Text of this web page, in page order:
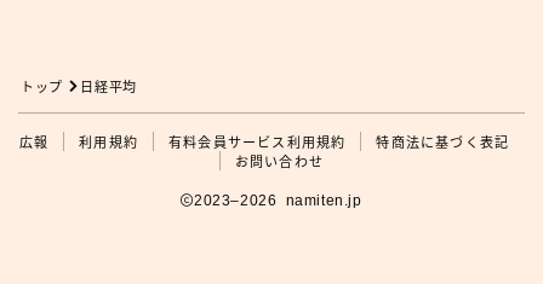
広報
トップ 日経平均
広報 利用規約 有料会員サービス利用規約
特商法に基づく表記
お問い合わせ
2023–2026 namiten.jp